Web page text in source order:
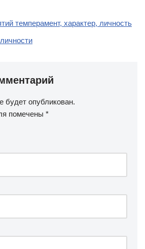
темперамент, характер, личность
будет опубликован.
помечены *